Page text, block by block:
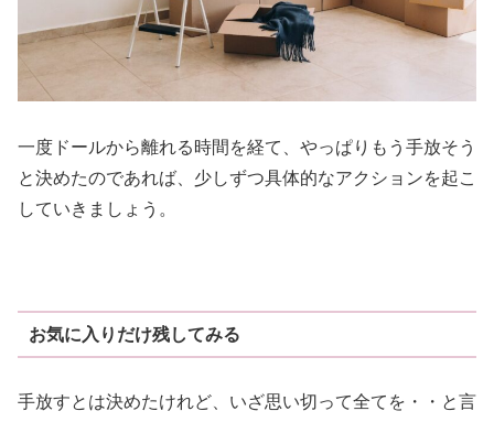
一度ドールから離れる時間を経て、やっぱりもう手放そう
と決めたのであれば、少しずつ具体的なアクションを起こ
していきましょう。
お気に入りだけ残してみる
手放すとは決めたけれど、いざ思い切って全てを・・と言